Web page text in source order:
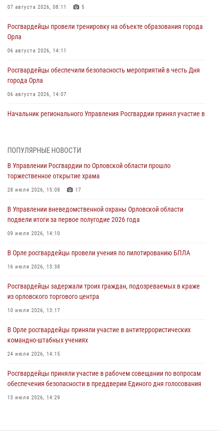
07 августа 2026, 08:11 5
Росгвардейцы провели тренировку на объекте образования города
Орла
06 августа 2026, 14:11
Росгвардейцы обеспечили безопасность мероприятий в честь Дня
города Орла
06 августа 2026, 14:07
Начальник регионального Управления Росгвардии принял участие в
первое полугодие
05 августа 2026, 13:12
совершении противоправных действий
04 августа 2026, 14:21
04 августа 2026, 14:06
предоставлении госуслуг
03 августа 2026, 14:30
ПОПУЛЯРНЫЕ НОВОСТИ
В Управлении Росгвардии по Орловской области прошло
торжественное открытие храма
28 июля 2026, 15:08 17
В Управлении вневедомственной охраны Орловской области
подвели итоги за первое полугодие 2026 года
09 июля 2026, 14:10
В Орле росгвардейцы провели учения по пилотированию БПЛА
16 июля 2026, 13:38
Росгвардейцы задержали троих граждан, подозреваемых в краже
из орловского торгового центра
10 июля 2026, 13:17
В Орле росгвардейцы приняли участие в антитеррористических
командно-штабных учениях
24 июля 2026, 14:15
Росгвардейцы приняли участие в рабочем совещании по вопросам
обеспечения безопасности в преддверии Единого дня голосования
13 июля 2026, 14:29